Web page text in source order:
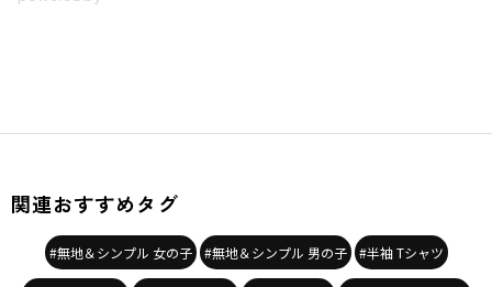
関連おすすめタグ
#無地＆シンプル 女の子 #無地＆シンプル 男の子 #半袖 Tシャツ